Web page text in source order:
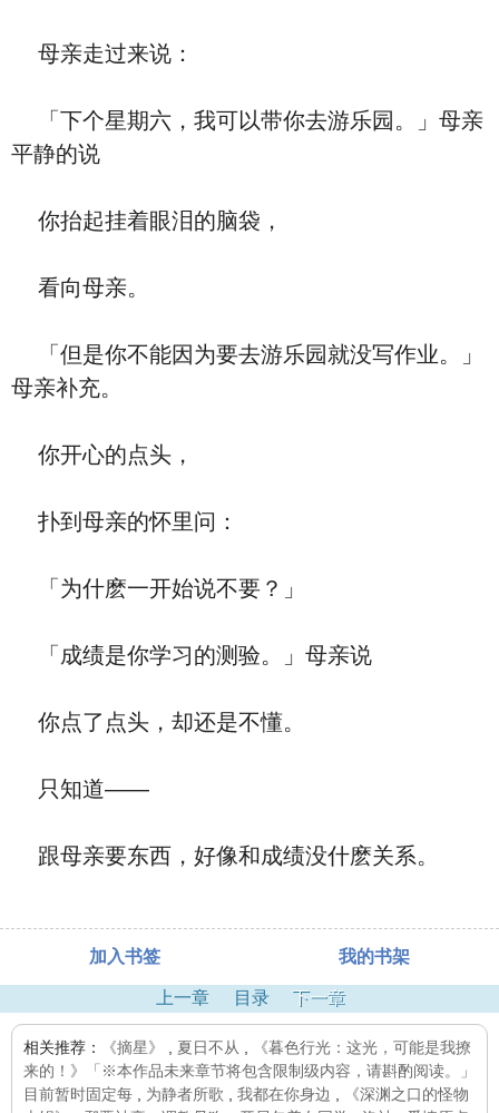
母亲走过来说：
「下个星期六，我可以带你去游乐园。」母亲
平静的说
你抬起挂着眼泪的脑袋，
看向母亲。
「但是你不能因为要去游乐园就没写作业。」
母亲补充。
你开心的点头，
扑到母亲的怀里问：
「为什麽一开始说不要？」
「成绩是你学习的测验。」母亲说
你点了点头，却还是不懂。
只知道——
跟母亲要东西，好像和成绩没什麽关系。
加入书签 我的书架
上一章 目录 下一章
相关推荐： 《摘星》 夏日不从
《暮色行光：这光，可能是我撩
来的！》「※本作品未来章节将包含限制级内容，请斟酌阅读。」
目前暂时固定每
为静者所歌 我都在你身边
《深渊之口的怪物